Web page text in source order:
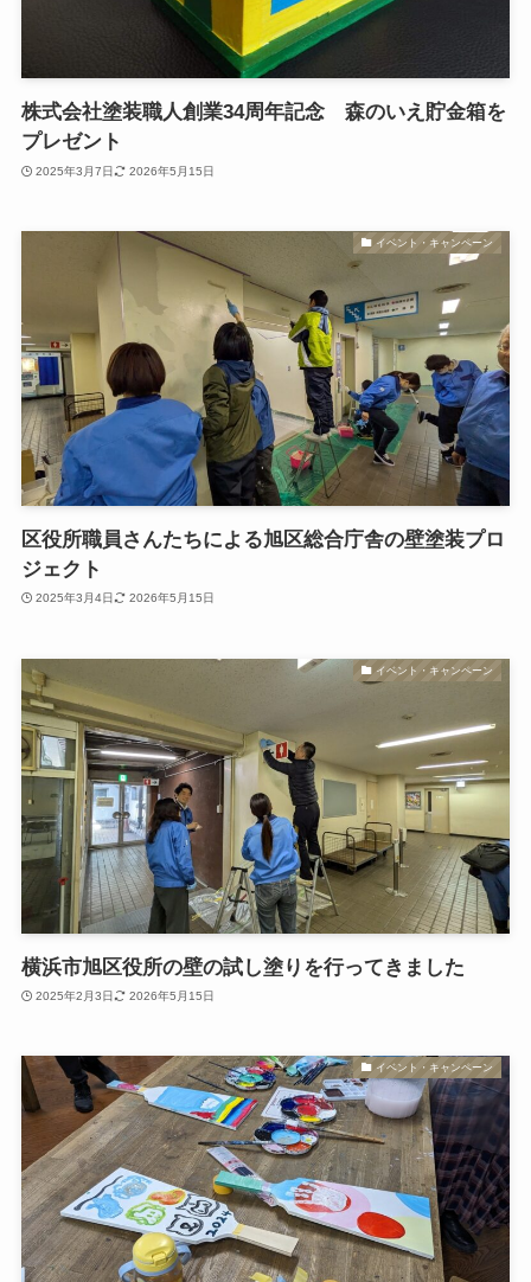
株式会社塗装職人創業34周年記念 森のいえ貯金箱を
プレゼント
2025年3月7日 2026年5月15日
イベント・キャンペーン
区役所職員さんたちによる旭区総合庁舎の壁塗装プロ
ジェクト
2025年3月4日 2026年5月15日
イベント・キャンペーン
横浜市旭区役所の壁の試し塗りを行ってきました
2025年2月3日 2026年5月15日
イベント・キャンペーン